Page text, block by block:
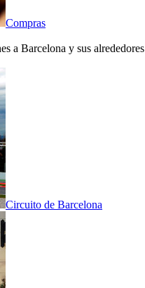
Compras
a Barcelona y sus alrededores
Circuito de Barcelona